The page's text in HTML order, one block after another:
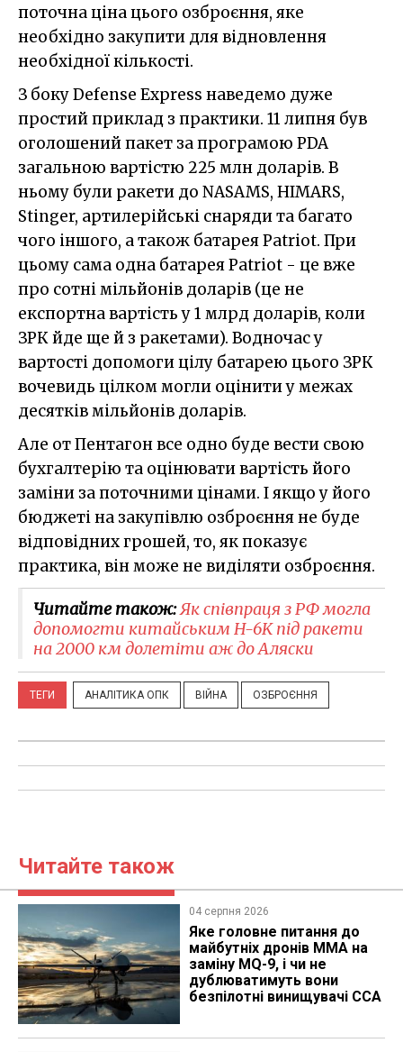
поточна ціна цього озброєння, яке
необхідно закупити для відновлення
необхідної кількості.
З боку Defense Express наведемо дуже
простий приклад з практики. 11 липня був
оголошений пакет за програмою PDA
загальною вартістю 225 млн доларів. В
ньому були ракети до NASAMS, HIMARS,
Stinger, артилерійські снаряди та багато
чого іншого, а також батарея Patriot. При
цьому сама одна батарея Patriot - це вже
про сотні мільйонів доларів (це не
експортна вартість у 1 млрд доларів, коли
ЗРК йде ще й з ракетами). Водночас у
вартості допомоги цілу батарею цього ЗРК
вочевидь цілком могли оцінити у межах
десятків мільйонів доларів.
Але от Пентагон все одно буде вести свою
бухгалтерію та оцінювати вартість його
заміни за поточними цінами. І якщо у його
бюджеті на закупівлю озброєння не буде
відповідних грошей, то, як показує
практика, він може не виділяти озброєння.
Читайте також:Як співпраця з РФ могла
допомогти китайським H-6K під ракети
на 2000 км долетіти аж до Аляски
ТЕГИ АНАЛІТИКА ОПК ВІЙНА ОЗБРОЄННЯ
Читайте також
04 серпня 2026
Яке головне питання до
майбутніх дронів MMA на
заміну MQ-9, і чи не
дублюватимуть вони
безпілотні винищувачі CCA